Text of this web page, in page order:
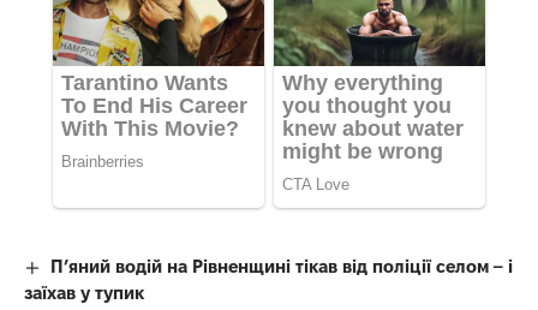
П’яний водій на Рівненщині тікав від поліції селом – і
заїхав у тупик